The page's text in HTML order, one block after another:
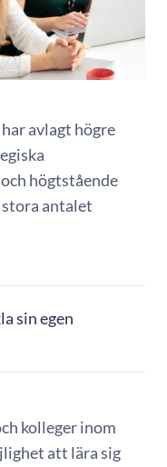
avlagt högre
högtstående
antalet
sin egen
kolleger inom
att lära sig